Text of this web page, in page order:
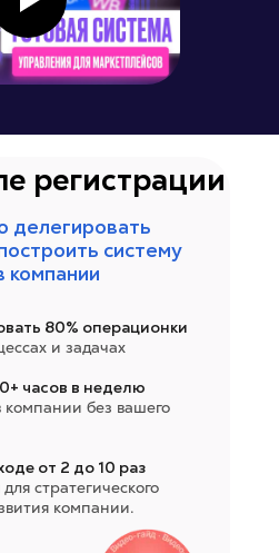
регистрации
80% операционки
и задачах
часов в неделю
компании без вашего
от 2 до 10 раз
стратегического
компании.
делегировать
систему
компании